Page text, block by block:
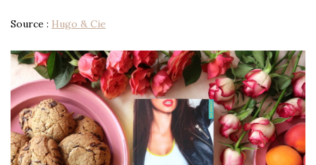
Source : Hugo & Cie